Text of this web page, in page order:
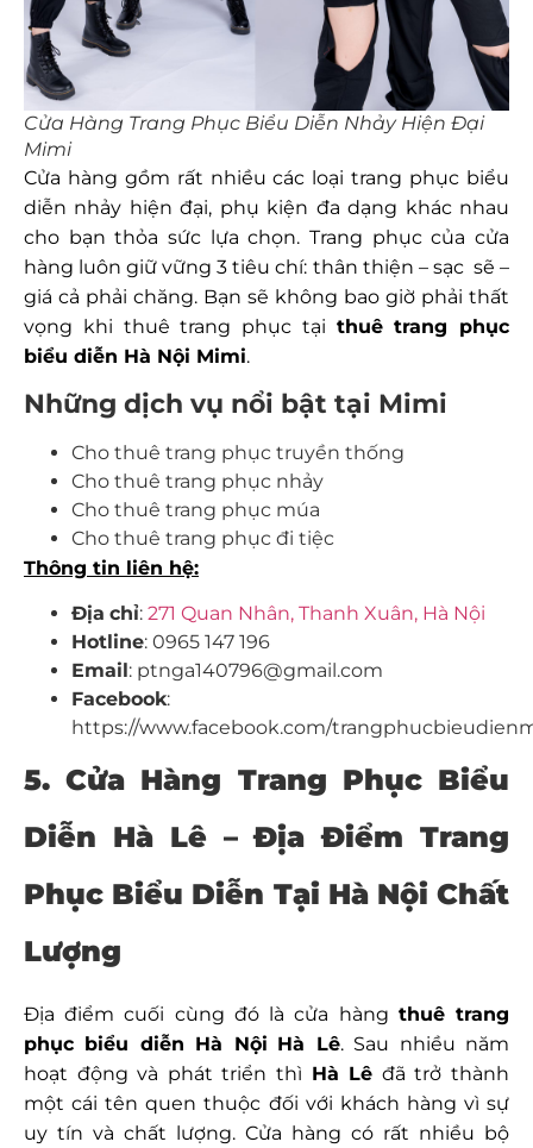
Cửa Hàng Trang Phục Biểu Diễn Nhảy Hiện Đại
Mimi
Cửa hàng gồm rất nhiều các loại trang phục biểu
diễn nhảy hiện đại, phụ kiện đa dạng khác nhau
cho bạn thỏa sức lựa chọn. Trang phục của cửa
hàng luôn giữ vững 3 tiêu chí: thân thiện – sạc sẽ –
giá cả phải chăng. Bạn sẽ không bao giờ phải thất
vọng khi thuê trang phục tại thuê trang phục
biểu diễn Hà Nội Mimi.
Những dịch vụ nổi bật tại Mimi
Cho thuê trang phục truyền thống
Cho thuê trang phục nhảy
Cho thuê trang phục múa
Cho thuê trang phục đi tiệc
Thông tin liên hệ:
Địa chỉ: 271 Quan Nhân, Thanh Xuân, Hà Nội
Hotline: 0965 147 196
Email: ptnga140796@gmail.com
Facebook:
https://www.facebook.com/
5. Cửa Hàng Trang Phục Biểu
Diễn Hà Lê – Địa Điểm Trang
Phục Biểu Diễn Tại Hà Nội Chất
Lượng
Địa điểm cuối cùng đó là cửa hàng thuê trang
phục biểu diễn Hà Nội Hà Lê. Sau nhiều năm
hoạt động và phát triển thì Hà Lê đã trở thành
một cái tên quen thuộc đối với khách hàng vì sự
uy tín và chất lượng. Cửa hàng có rất nhiều bộ